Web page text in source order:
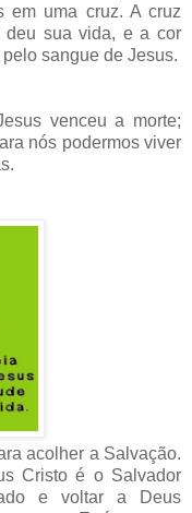
em uma cruz. A cruz
deu sua vida, e a cor
sangue de Jesus.
venceu a morte;
nós podermos viver
acolher a Salvação.
Cristo é o Salvador
e voltar a Deus